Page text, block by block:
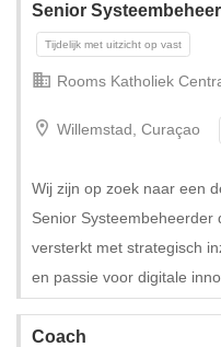
Senior
Tijdelijk met uitzicht op vast
Rooms Katholiek
Willemstad, Curaçao
Wij zijn op zoek naar een
Senior Systeembeheerder
versterkt met strategisch
en passie voor digitale
Coach